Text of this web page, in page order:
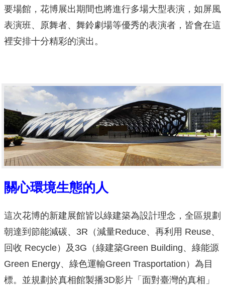
要場館，花博展出期間也將進行多場大型表演，如屏風
表演班、原舞者、舞鈴劇場等優秀的表演者，皆會在這
裡安排十分精彩的演出。
關心環境生態的人
這次花博的新建展館皆以綠建築為設計理念，全區規劃
朝達到節能減碳、3R（減量Reduce、再利用 Reuse、
回收 Recycle）及3G（綠建築Green Building、綠能源
Green Energy、綠色運輸Green Trasportation）為目
標。並規劃於真相館製播3D影片「面對臺灣的真相」